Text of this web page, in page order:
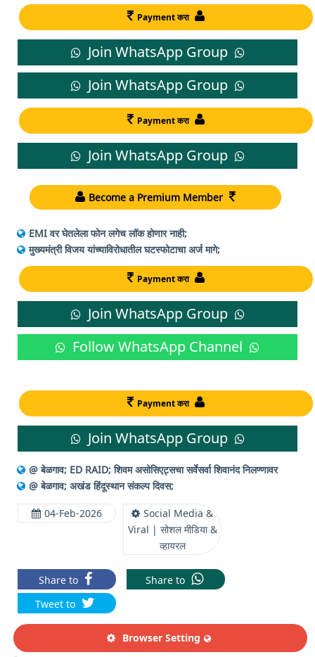
Payment करा
Join WhatsApp Group
Join WhatsApp Group
Payment करा
Join WhatsApp Group
Become a Premium Member
EMI वर घेतलेला फोन लगेच लॉक होणार नाही;
मुख्यमंत्री विजय यांच्याविरोधातील घटस्फोटाचा अर्ज मागे;
Payment करा
Join WhatsApp Group
Follow WhatsApp Channel
Payment करा
Join WhatsApp Group
@ बेळगाव; ED RAID; शिवम असोसिएट्सचा सर्वेसर्वा शिवानंद निलण्णावर
@ बेळगाव; अखंड हिंदूस्थान संकल्प दिवस;
04-Feb-2026
Social Media &
Viral | सोशल मीडिया &
व्हायरल
Share to
Share to
Tweet to
Browser Setting